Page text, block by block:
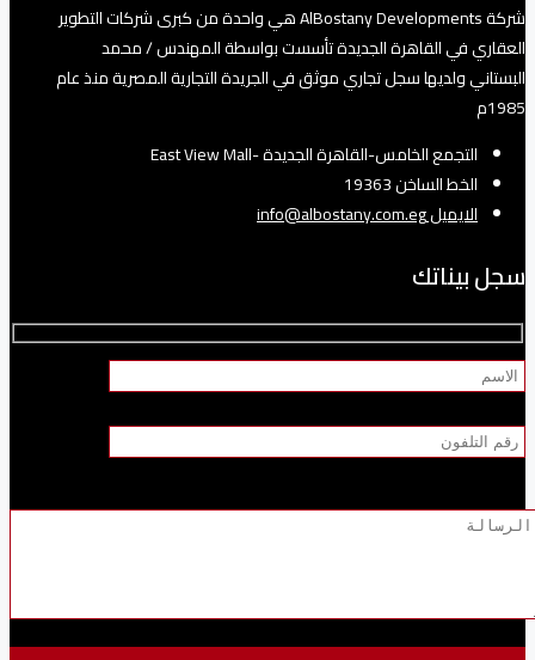
شركة AlBostany Developments هي واحدة من كبرى شركات التطوير
العقاري في القاهرة الجديدة تأسست بواسطة المهندس / محمد
البستاني ولديها سجل تجاري موثق في الجريدة التجارية المصرية منذ عام
1985م
التجمع الخامس-القاهرة الجديدة -East View Mall
الخط الساخن 19363
الايميل info@albostany.com.eg
سجل بيناتك